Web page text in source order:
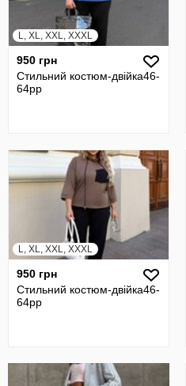
L, XL, XXL, XXXL
950 грн
Стильний костюм-двійка46-
64pp
L, XL, XXL, XXXL
950 грн
Стильний костюм-двійка46-
64pp